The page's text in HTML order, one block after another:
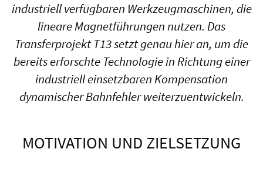
industriell verfügbaren Werkzeugmaschinen, die
lineare Magnetführungen nutzen. Das
Transferprojekt T13 setzt genau hier an, um die
bereits erforschte Technologie in Richtung einer
industriell einsetzbaren Kompensation
dynamischer Bahnfehler weiterzuentwickeln.
MOTIVATION UND ZIELSETZUNG